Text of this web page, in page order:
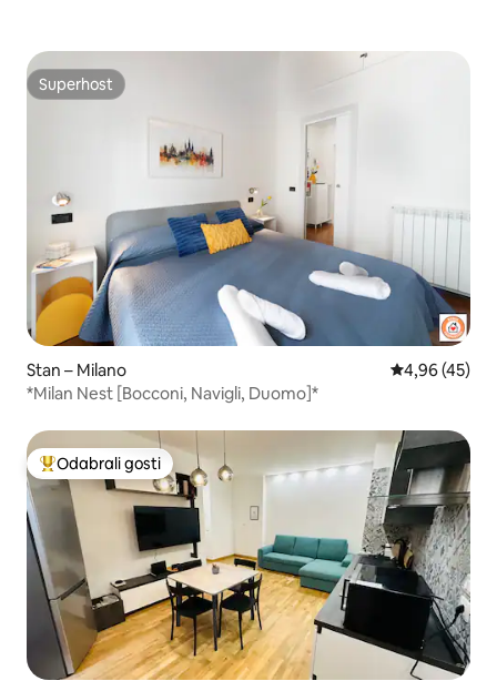
Superhost
Superhost
Stan – Milano Prosječna
4,96 (45)
*Milan Nest [Bocconi, Navigli, Duomo]*
Među najviše rangiranima s oznakom „Odabrali gosti”
Odabrali gosti